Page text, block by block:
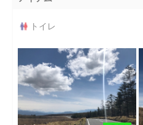
トイレ